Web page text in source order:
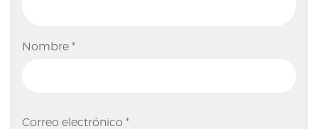
Nombre *
Correo electrónico *